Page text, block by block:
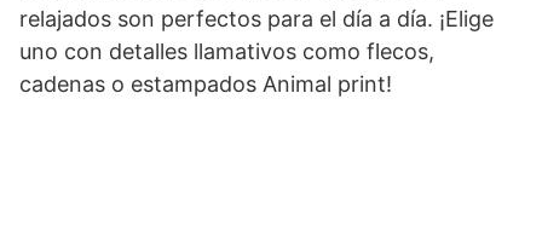
relajados son perfectos para el día a día. ¡Elige
uno con detalles llamativos como flecos,
cadenas o estampados Animal print!